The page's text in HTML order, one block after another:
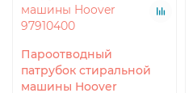
Пароотводный
патрубок стиральной
машины Hoover